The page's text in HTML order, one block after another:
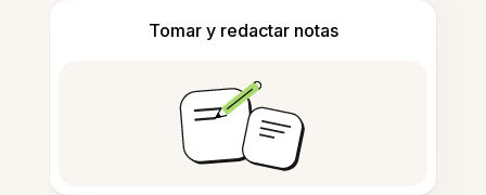
Tomar y redactar notas